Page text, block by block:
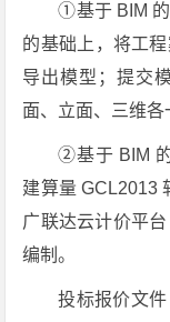
①基于 BIM
的基础上，将工
导出模型；提交
面、立面、三维各
②基于 BIM
建算量 GCL2013
广联达云计价平
编制。
投标报价文